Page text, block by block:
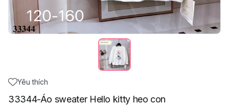
Yêu thích
33344-Áo sweater Hello kitty heo con